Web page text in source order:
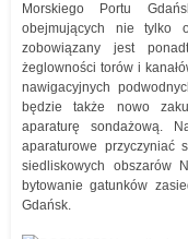
Morskiego Portu
obejmujących nie tylko
zobowiązany jest
żeglowności torów i
nawigacyjnych
będzie także nowo
aparaturę sondażową.
aparaturowe przyczyniać
siedliskowych obszarów
bytowanie gatunków
Gdańsk.